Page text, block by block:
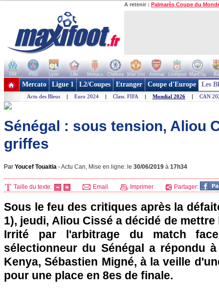
A retenir : Palmarès Coupe du
OM PSG Lyon Lille Monaco Chelsea Man Utd Arsenal Liverpool ManCity
+ de clubs
Mercato Ligue 1 L2/Coupes Etranger Coupe d'Europe Les
Actu des Bleus | Euro 2024 | Class. FIFA | Mondial 2026 | CAN
Sénégal : sous tension, Aliou
griffes
Par Youcef Touaitia -Actu Can, Mise en ligne: le 30/06/2019 à 17h34
Taille du texte: Email Imprimer Partager:
Sous le feu des critiques après la
1), jeudi, Aliou Cissé a décidé de
Irrité par l'arbitrage du match
sélectionneur du Sénégal a répondu
Kenya, Sébastien Migné, à la veille
pour une place en 8es de finale.